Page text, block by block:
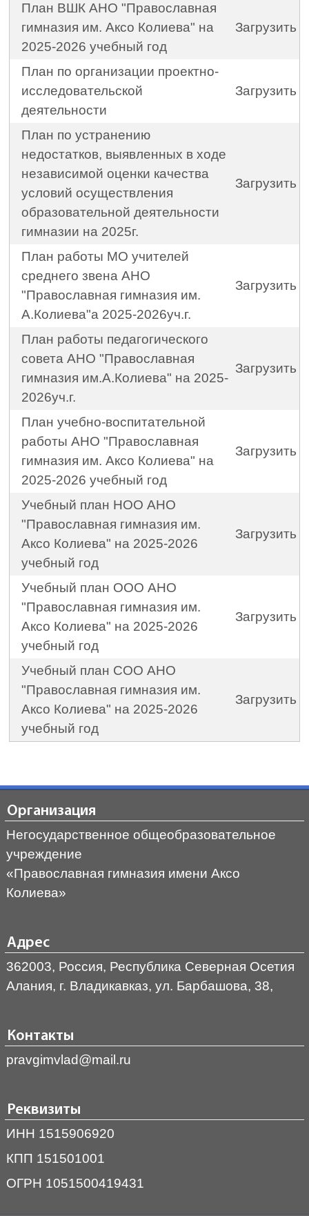
План ВШК АНО "Православная
гимназия им. Аксо Колиева" на
2025-2026 учебный год
Загрузить
План по организации проектно-
исследовательской
деятельности
Загрузить
План по устранению
недостатков, выявленных в ходе
независимой оценки качества
условий осуществления
образовательной деятельности
гимназии на 2025г.
Загрузить
План работы МО учителей
среднего звена АНО
"Православная гимназия им.
А.Колиева"а 2025-2026уч.г.
Загрузить
План работы педагогического
совета АНО "Православная
гимназия им.А.Колиева" на 2025-
2026уч.г.
Загрузить
План учебно-воспитательной
работы АНО "Православная
гимназия им. Аксо Колиева" на
2025-2026 учебный год
Загрузить
Учебный план НОО АНО
"Православная гимназия им.
Аксо Колиева" на 2025-2026
учебный год
Загрузить
Учебный план ООО АНО
"Православная гимназия им.
Аксо Колиева" на 2025-2026
учебный год
Загрузить
Учебный план СОО АНО
"Православная гимназия им.
Аксо Колиева" на 2025-2026
учебный год
Загрузить
Организация
Негосударственное общеобразовательное
учреждение
«Православная гимназия имени Аксо
Колиева»
Адрес
362003, Россия, Республика Северная Осетия
Алания, г. Владикавказ, ул. Барбашова, 38,
Контакты
pravgimvlad@mail.ru
Реквизиты
ИНН 1515906920
КПП 151501001
ОГРН 1051500419431